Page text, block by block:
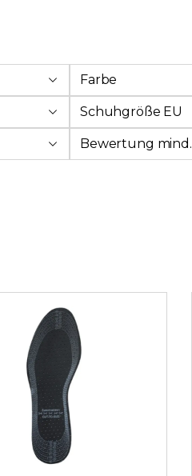
Farbe
Schuhgröße EU
Bewertung mind.